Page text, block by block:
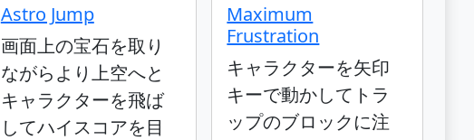
Astro Jump
画面上の宝石を取り
ながらより上空へと
キャラクターを飛ば
してハイスコアを目
Maximum
Frustration
キャラクターを矢印
キーで動かしてトラ
ップのブロックに注